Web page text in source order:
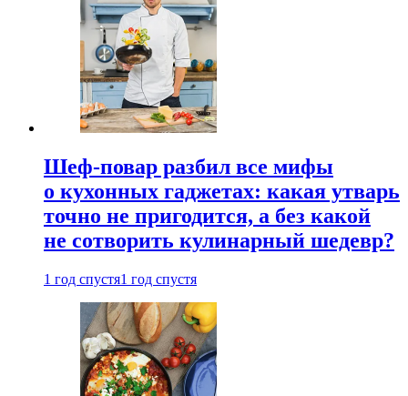
Шеф-повар разбил все мифы
о кухонных гаджетах: какая утварь
точно не пригодится, а без какой
не сотворить кулинарный шедевр?
1 год спустя1 год спустя